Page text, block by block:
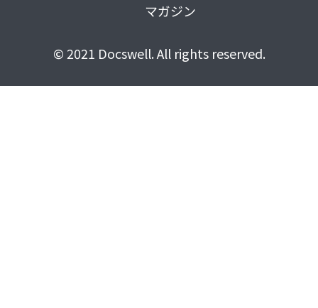
マガジン
© 2021 Docswell. All rights reserved.